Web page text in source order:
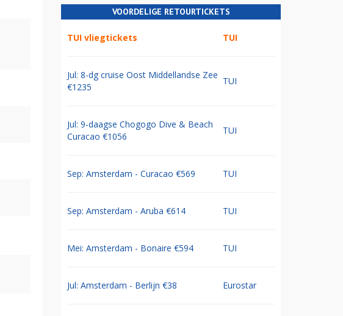
VOORDELIGE RETOURTICKETS
TUI vliegtickets TUI
Jul: 8-dg cruise Oost Middellandse Zee
€1235
TUI
Jul: 9-daagse Chogogo Dive & Beach
Curacao €1056
TUI
Sep: Amsterdam - Curacao €569 TUI
Sep: Amsterdam - Aruba €614 TUI
Mei: Amsterdam - Bonaire €594 TUI
Jul: Amsterdam - Berlijn €38 Eurostar